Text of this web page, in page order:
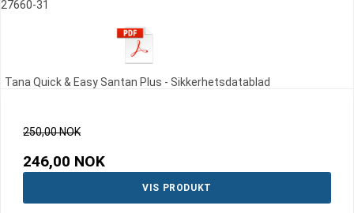
27660-31
Tana Quick & Easy Santan Plus - Sikkerhetsdatablad
250,00 NOK
246,00 NOK
VIS PRODUKT